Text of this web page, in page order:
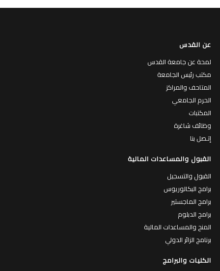
عن القدس
لمحة عن جامعة القدس
مكتب رئيس الجامعة
المتاحف والمراكز
الحرم الجامعي
المكتبات
وظائف شاغرة
إتـصل بنا
القبول والمساعدات المالية
القبول والتسجيل
برامج البكالوريوس
برامج الماجستير
برامج الدبلوم
المنح والمساعدات المالية
برنامج الزائر الدولي
الكليات والبرامج